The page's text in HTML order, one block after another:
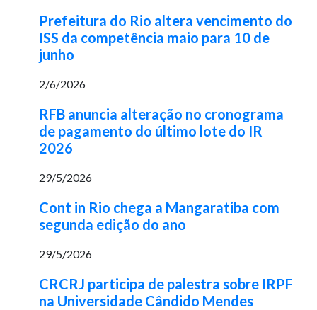
Prefeitura do Rio altera vencimento do
ISS da competência maio para 10 de
junho
2/6/2026
RFB anuncia alteração no cronograma
de pagamento do último lote do IR
2026
29/5/2026
Cont in Rio chega a Mangaratiba com
segunda edição do ano
29/5/2026
CRCRJ participa de palestra sobre IRPF
na Universidade Cândido Mendes